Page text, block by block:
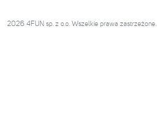
2026 4FUN sp. z o.o. Wszelkie prawa zastrzeżone.